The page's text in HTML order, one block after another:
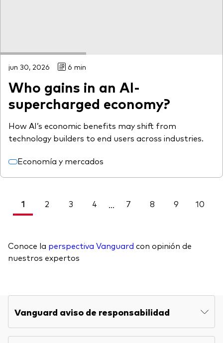
jun 30, 2026 6 min
Who gains in an AI-
supercharged economy?
How AI’s economic benefits may shift from
technology builders to end users across industries.
Economía y mercados
1 2 3 4 ... 7 8 9 10
Conoce la perspectiva Vanguard con opinión de
nuestros expertos
Vanguard aviso de responsabilidad